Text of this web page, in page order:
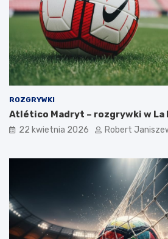
ROZGRYWKI
Atlético Madryt – rozgrywki w La
22 kwietnia 2026 Robert